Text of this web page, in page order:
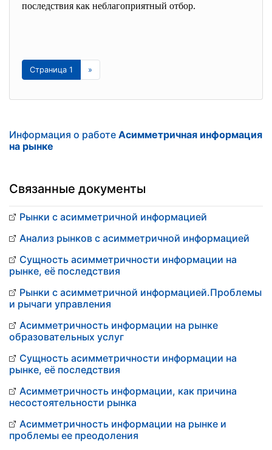
последствия как неблагоприятный отбор.
Страница 1 »
Информация о работе Асимметричная информация
на рынке
Связанные документы
Рынки с асимметричной информацией
Анализ рынков с асимметричной информацией
Сущность асимметричности информации на
рынке, её последствия
Рынки с асимметричной информацией.Проблемы
и рычаги управления
Асимметричность информации на рынке
образовательных услуг
Сущность асимметричности информации на
рынке, её последствия
Асимметричность информации, как причина
несостоятельности рынка
Асимметричность информации на рынке и
проблемы ее преодоления